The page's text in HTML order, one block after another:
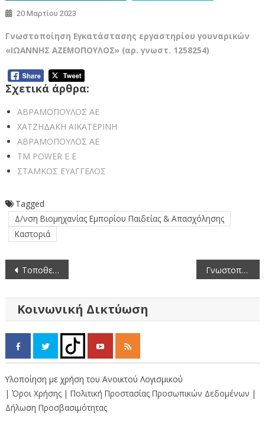
20 Μαρτίου 2023
Γνωστοποίηση Εγκατάστασης εργαστηρίου γουναρικών
«ΙΩΑΝΝΗΣ ΑΖΕΜΟΠΟΥΛΟΣ» (αρ. γνωστ. 1258254)
Σχετικά άρθρα:
ΑΒΡΑΜΟΠΟΥΛΟΣ ΑΕ
ΧΑΤΖΗΔΑΚΗ ΑΙΚΑΤΕΡΙΝΗ
ΑΒΡΑΜΟΠΟΥΛΟΣ ΑΕ
TM POWER Ε Ε
ΣΤΑΜΚΟΣ ΕΥΑΓΓΕΛΟΣ
Tagged
Δ/νση Βιομηχανίας Εμπορίου Παιδείας & Απασχόλησης
Καστοριά
Πλοήγηση
Τοποθετήθηκαν Νέες Πινακίδες Υπόδειξης Ταχύτητας από την Περιφερειακή Ενότητα Καστοριάς. Γνωστοποίηση Εγκατάστασης επιχείρησης κατασκευής ενδυμάτων από γούνα αποκλειστικά προς εξαγωγή «ΣΤΕΡΓΙΟΣ ΓΟΥΔΗΣ» (αρ. γνωστ. 1268248)
Κοινωνική Δικτύωση
Υλοποίηση με χρήση του Ανοικτού Λογισμικού
| Όροι Χρήσης | Πολιτική Προστασίας Προσωπικών Δεδομένων |
Δήλωση Προσβασιμότητας